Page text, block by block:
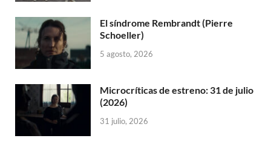
El síndrome Rembrandt (Pierre
Schoeller)
5 agosto, 2026
Microcríticas de estreno: 31 de julio
(2026)
31 julio, 2026